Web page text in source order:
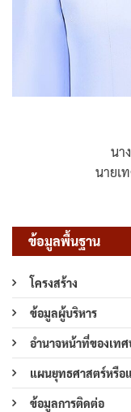
นา
นายเ
ข้อมูลพื้นฐาน
โครงสร้าง
ข้อมูลผู้บริหาร
อำนาจหน้าที่ของเทศ
แผนยุทธศาสตร์หรื
ข้อมูลการติดต่อ